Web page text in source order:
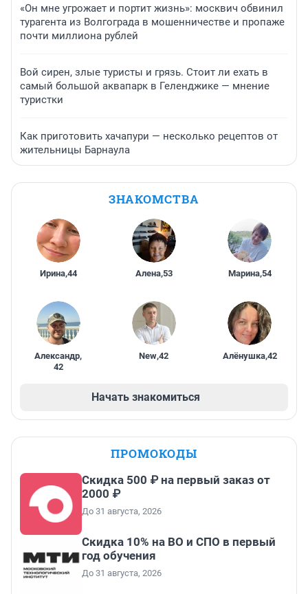
«Он мне угрожает и портит жизнь»: москвич обвинил
турагента из Волгограда в мошенничестве и пропаже
почти миллиона рублей
Вой сирен, злые туристы и грязь. Стоит ли ехать в
самый большой аквапарк в Геленджике — мнение
туристки
Как приготовить хачапури — несколько рецептов от
жительницы Барнаула
ЗНАКОМСТВА
Ирина,44 Алена,53 Марина,54
Александр,
42
New,42 Алёнушка,42
Начать знакомиться
ПРОМОКОДЫ
Скидка 500 ₽ на первый заказ от
2000 ₽
До 31 августа, 2026
Скидка 10% на ВО и СПО в первый
год обучения
До 31 августа, 2026